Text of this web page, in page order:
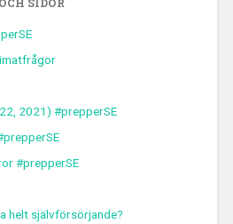
2021) #prepperSE
#prepperSE
helt självförsörjande?